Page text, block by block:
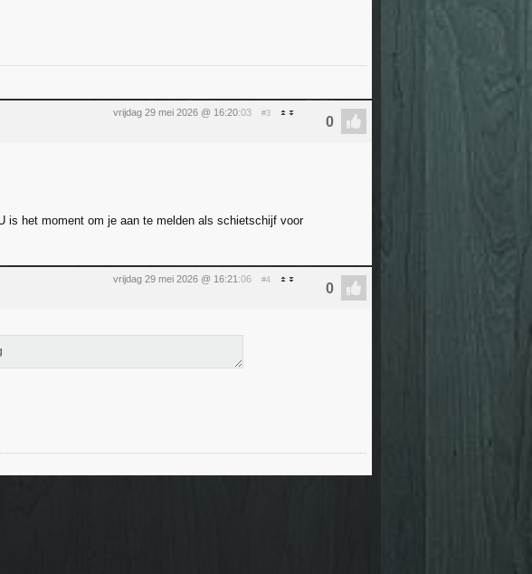
vrijdag 29 mei 2026 @ 16:20:03 #3
is het moment om je aan te melden als schietschijf voor
vrijdag 29 mei 2026 @ 16:21 :06 #4